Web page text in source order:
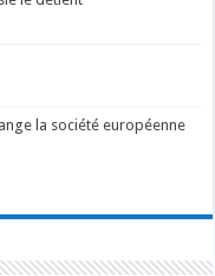
la société européenne